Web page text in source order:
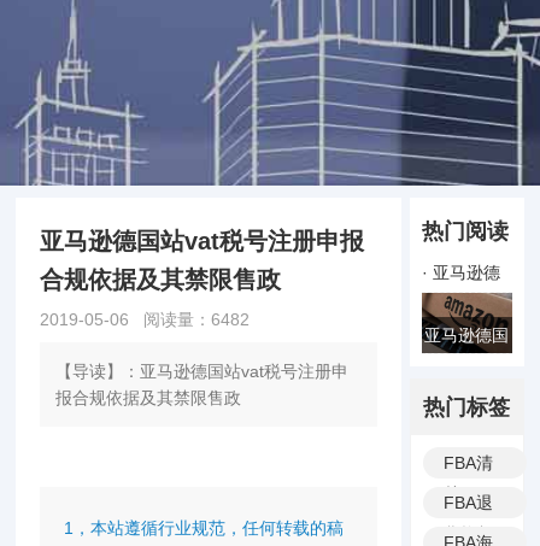
亚马逊德国站vat税号注册申报
合规依据及其禁限售政
2019-05-06 阅读量：6482
【导读】：亚马逊德国站vat税号注册申
报合规依据及其禁限售政
1，本站遵循行业规范，任何转载的稿
热门阅读
· 亚马逊德
国站vat税
号注册申报
亚马逊德国
注册申报合
热门标签
FBA清
关
FBA退
货换标